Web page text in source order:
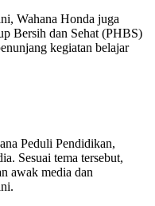
Wahana Honda juga
Bersih dan Sehat (PHBS)
kegiatan belajar
Peduli Pendidikan,
Sesuai tema tersebut,
awak media dan